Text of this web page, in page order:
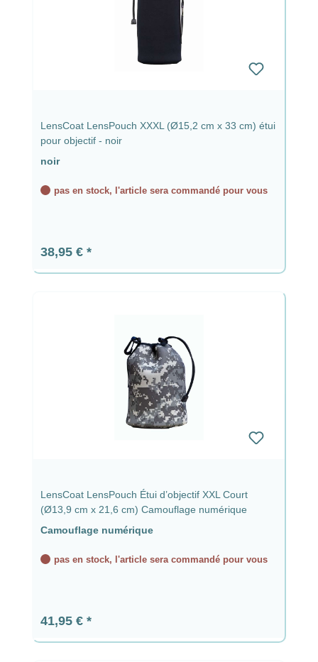
LensCoat LensPouch XXXL (Ø15,2 cm x 33 cm) étui
pour objectif - noir
noir
pas en stock, l'article sera commandé pour vous
Prix régulier :
38,95 €
LensCoat LensPouch Étui d’objectif XXL Court
(Ø13,9 cm x 21,6 cm) Camouflage numérique
Camouflage numérique
pas en stock, l'article sera commandé pour vous
Prix régulier :
41,95 €